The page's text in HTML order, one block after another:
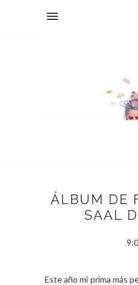
ÁLBUM DE
SAAL
Este año mi prima más